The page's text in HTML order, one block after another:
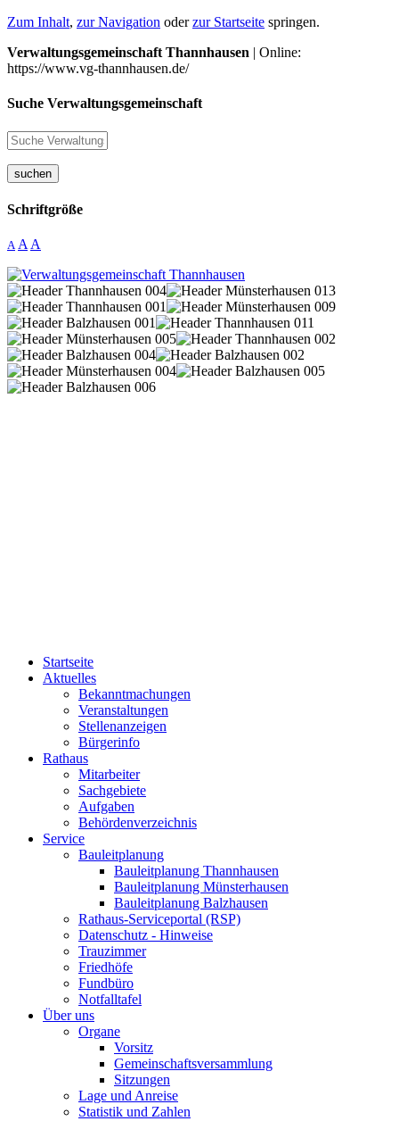
Zum Inhalt, zur Navigation oderzur Startseite springen.
Verwaltungsgemeinschaft Thannhausen | Online:
https://www.vg-thannhausen.de/
Suche Verwaltungsgemeinschaft
suchen
Schriftgröße
A A A
Startseite
Aktuelles
Bekanntmachungen
Veranstaltungen
Stellenanzeigen
Bürgerinfo
Rathaus
Mitarbeiter
Sachgebiete
Aufgaben
Behördenverzeichnis
Service
Bauleitplanung
Bauleitplanung Thannhausen
Bauleitplanung Münsterhausen
Bauleitplanung Balzhausen
Rathaus-Serviceportal (RSP)
Datenschutz - Hinweise
Trauzimmer
Friedhöfe
Fundbüro
Notfalltafel
Über uns
Organe
Vorsitz
Gemeinschaftsversammlung
Sitzungen
Lage und Anreise
Statistik und Zahlen